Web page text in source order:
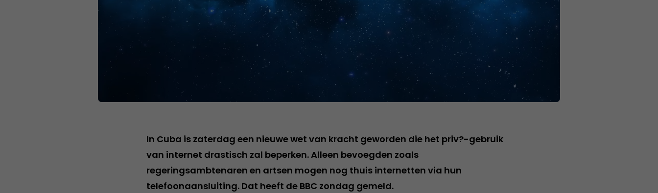
In Cuba is zaterdag een nieuwe wet van kracht geworden die het priv?-gebruik
van internet drastisch zal beperken. Alleen bevoegden zoals
regeringsambtenaren en artsen mogen nog thuis internetten via hun
telefoonaansluiting. Dat heeft de BBC zondag gemeld.